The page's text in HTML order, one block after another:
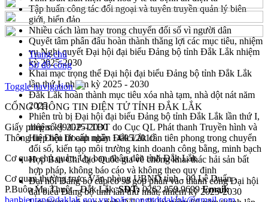
Tập huấn công tác đối ngoại và tuyên truyền quản lý biên
giới, biển đảo
Nhiều cách làm hay trong chuyển đổi số vì người dân
Quyết tâm phấn đấu hoàn thành thắng lợi các mục tiêu, nhiệm
vụ Nghị quyết Đại hội đại biểu Đảng bộ tỉnh Đắk Lắk nhiệm
kỳ 2025-2030
Khai mạc trọng thể Đại hội đại biểu Đảng bộ tỉnh Đắk Lắk
lần thứ I, nhiệm kỳ 2025 - 2030
Đắk Lắk hoàn thành mục tiêu xóa nhà tạm, nhà dột nát năm
2025
Phiên trù bị Đại hội đại biểu Đảng bộ tỉnh Đắk Lắk lần thứ I,
nhiệm kỳ 2025-2030
Hiệp hội Doanh nhân Đắk Lắk cần tiên phong trong chuyển
đổi số, kiến tạo môi trường kinh doanh công bằng, minh bạch
Họp Ban Chỉ đạo Quốc gia về chống khai thác hải sản bất
hợp pháp, không báo cáo và không theo quy định
Đại hội Đảng bộ cấp cơ sở góp phần vào thanh công Đại hội
đại biểu Đảng bộ tỉnh lần thứ nhất, nhiệm kỳ 2025-2030
Trang chủ
Sơ đồ cổng
Toggle navigation
CỔNG THÔNG TIN ĐIỆN TỬ TỈNH ĐẮK LẮK
Giấy phép số 99/GP-TTĐT do Cục QL Phát thanh Truyền hình và
Thông tin Điện tử cấp ngày 14/05/2010
Cơ quan chủ quản: Ủy ban nhân dân tỉnh Đắk Lắk
Cơ quan thường trực: Văn phòng UBND tỉnh - 09 Lê Duẩn -
P.Buôn Ma Thuột - Đắk Lắk.SĐT: 0262.859.9699Email: